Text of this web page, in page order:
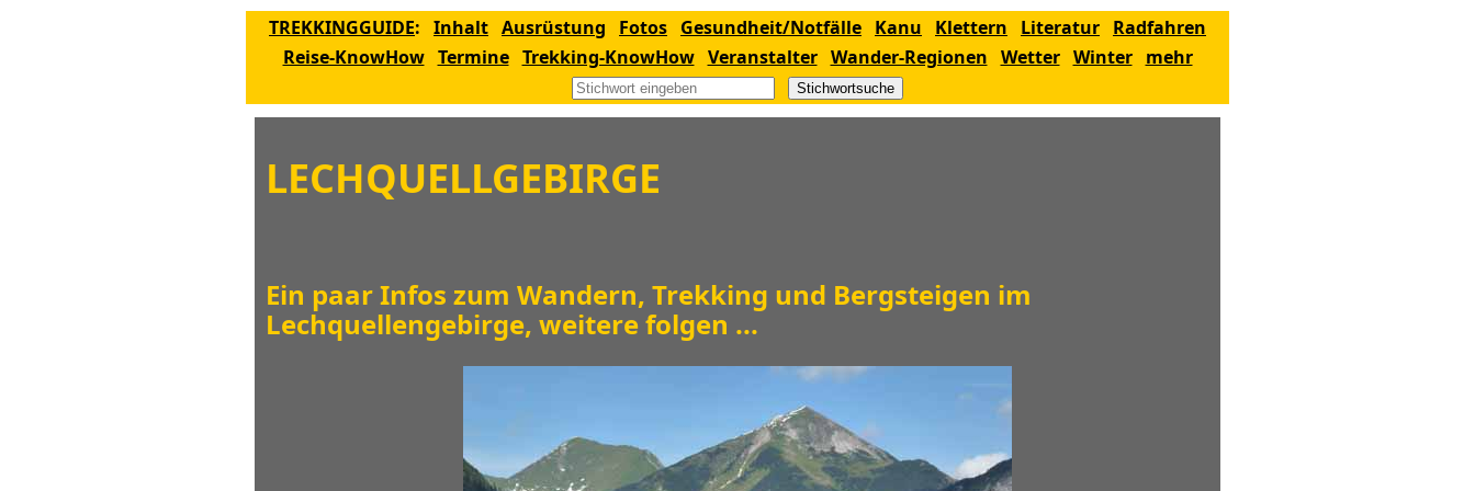
TREKKINGGUIDE: Inhalt Ausrüstung Fotos Gesundheit/Notfälle Kanu Klettern Literatur Radfahren
Reise-KnowHow Termine Trekking-KnowHow Veranstalter Wander-Regionen Wetter Winter mehr
Stichwortsuche
LECHQUELLGEBIRGE
Ein paar Infos zum Wandern, Trekking und Bergsteigen im
Lechquellengebirge, weitere folgen ...